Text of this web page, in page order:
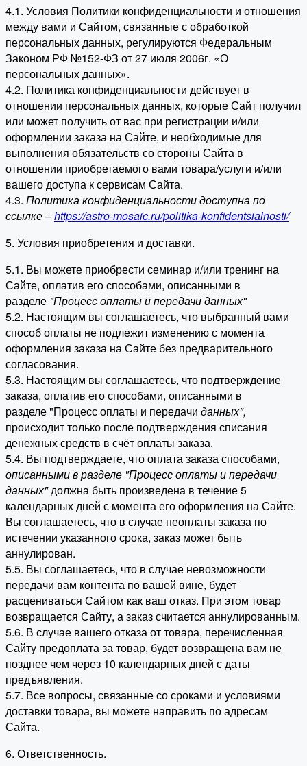
4.1. Условия Политики конфиденциальности и отношения
между вами и Сайтом, связанные с обработкой
персональных данных, регулируются Федеральным
Законом РФ №152-ФЗ от 27 июля 2006г. «О
персональных данных».
4.2. Политика конфиденциальности действует в
отношении персональных данных, которые Сайт получил
или может получить от вас при регистрации и/или
оформлении заказа на Сайте, и необходимые для
выполнения обязательств со стороны Сайта в
отношении приобретаемого вами товара/услуги и/или
вашего доступа к сервисам Сайта.
4.3. Политика конфиденциальности доступна по
ссылке –https://astro-mosaic.ru/politika-konfidentsialnosti/
5. Условия приобретения и доставки.
5.1. Вы можете приобрести семинар и/или тренинг на
Сайте, оплатив его способами, описанными в
разделе "Процесс оплаты и передачи данных"
5.2. Настоящим вы соглашаетесь, что выбранный вами
способ оплаты не подлежит изменению с момента
оформления заказа на Сайте без предварительного
согласования.
5.3. Настоящим вы соглашаетесь, что подтверждение
заказа, оплатив его способами, описанными в
разделе "Процесс оплаты и передачи данных",
происходит только после подтверждения списания
денежных средств в счёт оплаты заказа.
5.4. Вы подтверждаете, что оплата заказа способами,
описанными в разделе "Процесс оплаты и передачи
данных"должна быть произведена в течение 5
календарных дней с момента его оформления на Сайте.
Вы соглашаетесь, что в случае неоплаты заказа по
истечении указанного срока, заказ может быть
аннулирован.
5.5. Вы соглашаетесь, что в случае невозможности
передачи вам контента по вашей вине, будет
расцениваться Сайтом как ваш отказ. При этом товар
возвращается Сайту, а заказ считается аннулированным.
5.6. В случае вашего отказа от товара, перечисленная
Сайту предоплата за товар, будет возвращена вам не
позднее чем через 10 календарных дней с даты
предъявления.
5.7. Все вопросы, связанные со сроками и условиями
доставки товара, вы можете направить по адресам
Сайта.
6. Ответственность.